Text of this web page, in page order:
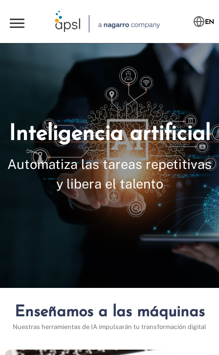
EN
Inteligencia artificial
Automatiza las tareas repetitivas
y libera el talento
Enseñamos a las máquinas
Nuestras herramientas de IA impulsarán tu transformación digital